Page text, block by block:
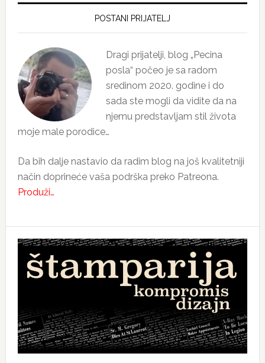
POSTANI PRIJATELJ
Dragi prijatelji, blog „Pecina
posla“ počeo je sa radom
sredinom 2020. godine i do
sada ste mogli da vidite da na
njemu predstavljam stil života
moje male porodice…
Da bih dalje nastavio da radim blog na još kvalitetniji
način doprineće vaša podrška preko Patreona.
Produži…